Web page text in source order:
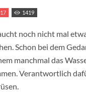
1419
noch nicht mal
Schon bei dem
manchmal das
Verantwortlich